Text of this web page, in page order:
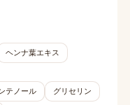
ヘンナ葉エキス
テノール グリセリン